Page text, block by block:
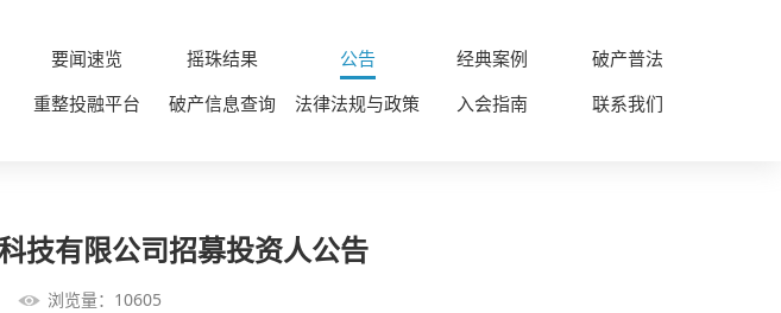
要闻速览 摇珠结果 公告 经典案例
破产普法
重整投融平台 破产信息查询 法律法规与政策 入会指南 联系我们
技有限公司招募投资人公告
浏览量：10605